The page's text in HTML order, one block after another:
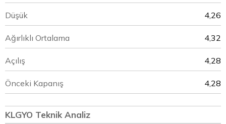
Düşük 4,26
Ağırlıklı Ortalama 4,32
Açılış 4,28
Önceki Kapanış 4,28
KLGYO Teknik Analiz